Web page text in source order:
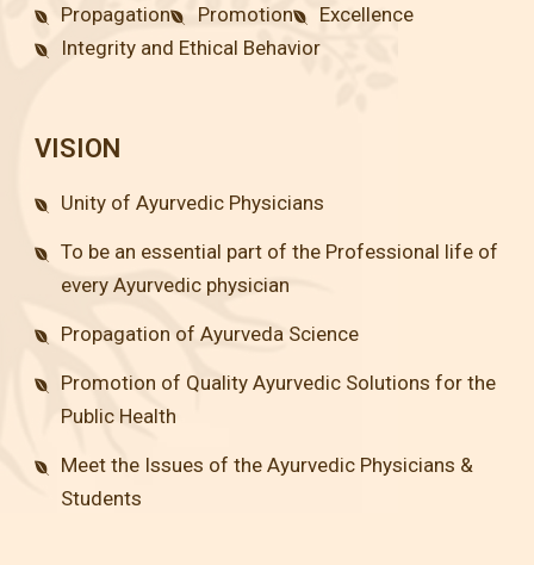
Propagation Promotion
Excellence
Integrity and Ethical Behavior
VISION
Unity of Ayurvedic Physicians
To be an essential part of the Professional life of
every Ayurvedic physician
Propagation of Ayurveda Science
Promotion of Quality Ayurvedic Solutions for the
Public Health
Meet the Issues of the Ayurvedic Physicians &
Students